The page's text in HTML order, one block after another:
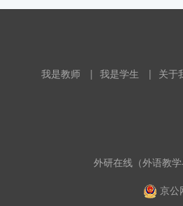
我是教师 | 我是学生 | 关于
外研在线（外语教
京